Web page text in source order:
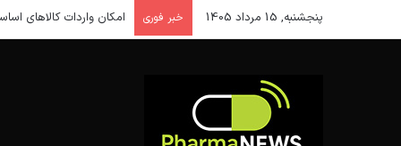
پنجشنبه, 15 مرداد 1405 خبر فوری امکان واردات کالاهای